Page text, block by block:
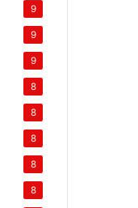
9
9
9
8
8
8
8
8